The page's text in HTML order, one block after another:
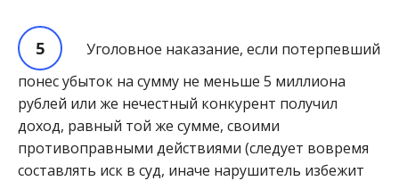
Уголовное наказание, если потерпевший
понес убыток на сумму не меньше 5 миллиона
рублей или же нечестный конкурент получил
доход, равный той же сумме, своими
противоправными действиями (следует вовремя
составлять иск в суд, иначе нарушитель избежит